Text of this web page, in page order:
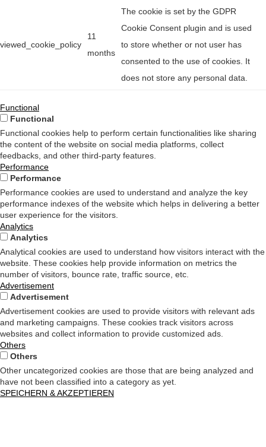
viewed_cookie_policy
11
months
The cookie is set by the GDPR
Cookie Consent plugin and is used
to store whether or not user has
consented to the use of cookies. It
does not store any personal data.
Functional
Functional
Functional cookies help to perform certain functionalities like sharing
the content of the website on social media platforms, collect
feedbacks, and other third-party features.
Performance
Performance
Performance cookies are used to understand and analyze the key
performance indexes of the website which helps in delivering a better
user experience for the visitors.
Analytics
Analytics
Analytical cookies are used to understand how visitors interact with the
website. These cookies help provide information on metrics the
number of visitors, bounce rate, traffic source, etc.
Advertisement
Advertisement
Advertisement cookies are used to provide visitors with relevant ads
and marketing campaigns. These cookies track visitors across
websites and collect information to provide customized ads.
Others
Others
Other uncategorized cookies are those that are being analyzed and
have not been classified into a category as yet.
SPEICHERN & AKZEPTIEREN